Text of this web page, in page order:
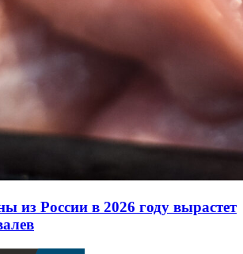
из России в 2026 году вырастет